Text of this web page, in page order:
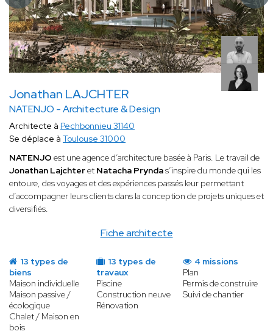
Jonathan LAJCHTER
NATENJO - Architecture & Design
Fiche architecte
Architecte à Pechbonnieu 31140
Se déplace à Toulouse 31000
NATENJO est une agence d’architecture basée à Paris. Le travail de
Jonathan Lajchteret Natacha Pryndas’inspire du monde qui les
entoure, des voyages et des expériences passés leur permettant
d’accompagner leurs clients dans la conception de projets uniques et
diversifiés.
13 types de
biens
Maison individuelle
Maison passive /
écologique
Chalet / Maison en
bois
13 types de
travaux
Piscine
Construction neuve
Rénovation
4 missions
Plan
Permis de construire
Suivi de chantier